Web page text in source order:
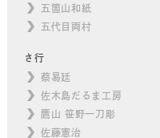
五箇山和紙
五代目両村
さ行
蔡易廷
佐木島だるま工房
鷹山 笹野一刀彫
佐藤憲治